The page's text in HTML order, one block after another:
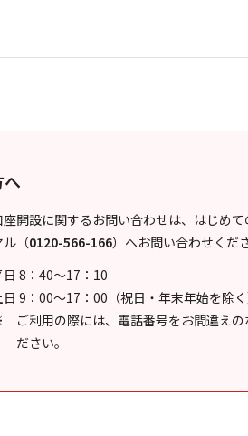
座開設に関するお問い合わせは、はじめ
ル （0120-566-166） へお問い合わせくだ
日 8：40～17：10
日 9：00～17：00（祝日・年末年始を除く
ご利用の際には、電話番号をお間違えの
ださい。